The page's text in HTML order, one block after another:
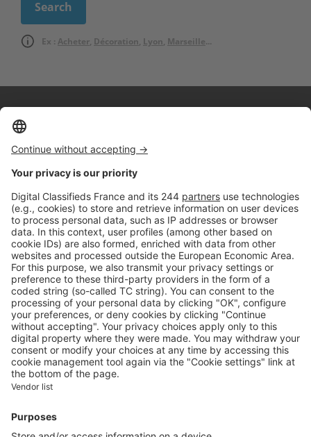
Ex : Acheter, Décoration, Lyon, Marseille...
Retrouvez-nous sur …
A propos
Qui sommes-nous ?
Contacter le service client
Nous rejoindre
Presse
Nos applications